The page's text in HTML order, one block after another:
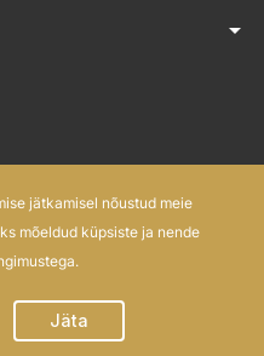
arrow_drop_down
jätkamisel nõustud meie
mõeldud küpsiste ja nende
Jäta